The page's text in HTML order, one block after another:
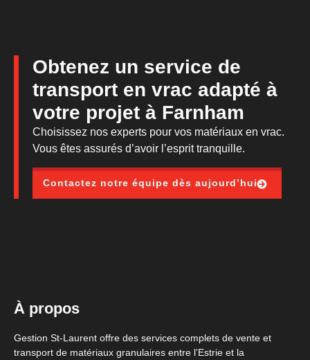
Obtenez un service de
transport en vrac adapté à
votre projet à Farnham
Choisissez nos experts pour vos matériaux en vrac.
Vous êtes assurés d’avoir l’esprit tranquille.
Contactez notre équipe dès aujourd’hui
À propos
Gestion St-Laurent offre des services complets de vente et
transport de matériaux granulaires entre l’Estrie et la